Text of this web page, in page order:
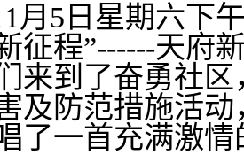
月5日星期六下
征程”------天府
来到了奋勇社
及防范措施活
了一首充满激情